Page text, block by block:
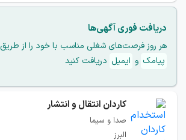
دریافت فوری آگهی‌ها
هر روز فرصت‌های شغلی مناسب با خود را از طریق
پیامک و ایمیل دریافت کنید
کاردان انتقال و انتشار
صدا و سیما
البرز